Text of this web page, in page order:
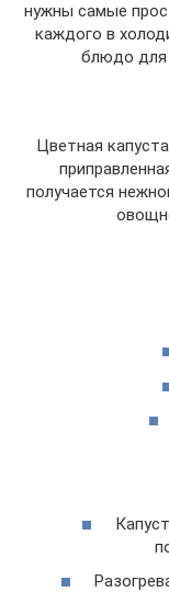
нужны самые
каждого в
блюдо для
Цветная
получается